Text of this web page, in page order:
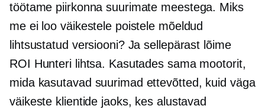
töötame piirkonna suurimate meestega. Miks
me ei loo väikestele poistele mõeldud
lihtsustatud versiooni? Ja sellepärast lõime
ROI Hunteri lihtsa. Kasutades sama mootorit,
mida kasutavad suurimad ettevõtted, kuid väga
väikeste klientide jaoks, kes alustavad